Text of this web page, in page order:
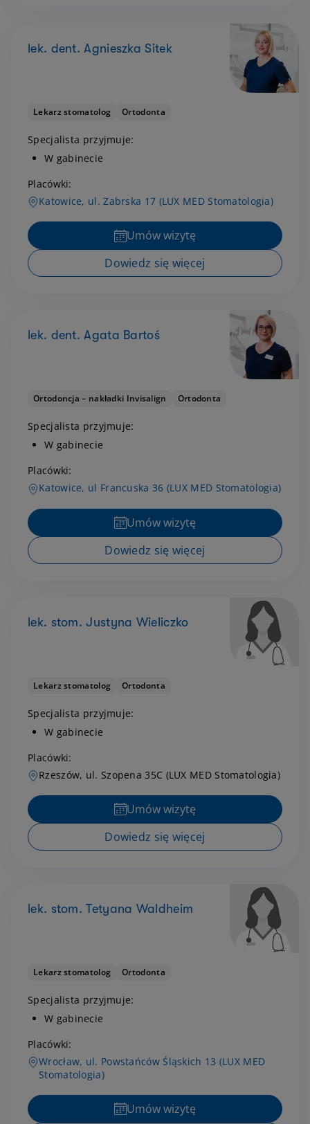
lek. dent. Agnieszka Sitek
Lekarz stomatolog Ortodonta
Specjalista przyjmuje:
W gabinecie
Placówki:
Katowice, ul. Zabrska 17 (LUX MED Stomatologia)
Umów wizytę
Dowiedz się więcej
lek. dent. Agata Bartoś
Ortodoncja – nakładki Invisalign Ortodonta
Specjalista przyjmuje:
W gabinecie
Placówki:
Katowice, ul Francuska 36 (LUX MED Stomatologia)
Umów wizytę
Dowiedz się więcej
lek. stom. Justyna Wieliczko
Lekarz stomatolog Ortodonta
Specjalista przyjmuje:
W gabinecie
Placówki:
Rzeszów, ul. Szopena 35C (LUX MED Stomatologia)
Umów wizytę
Dowiedz się więcej
lek. stom. Tetyana Waldheim
Lekarz stomatolog Ortodonta
Specjalista przyjmuje:
W gabinecie
Placówki:
Wrocław, ul. Powstańców Śląskich 13 (LUX MED
Stomatologia)
Umów wizytę